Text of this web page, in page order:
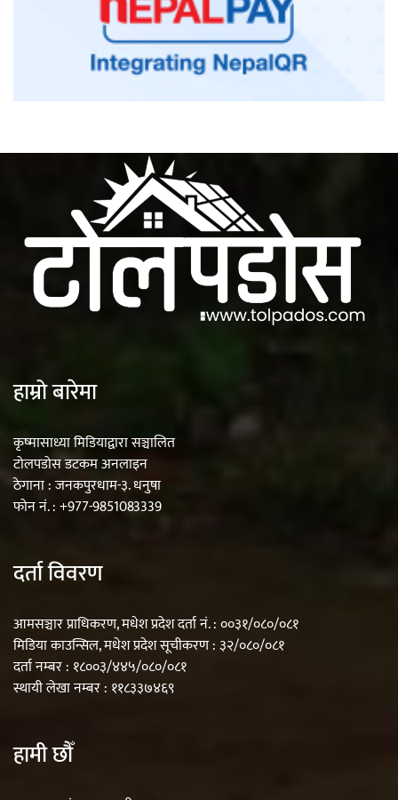
हाम्रो बारेमा
कृष्मासाध्या मिडियाद्वारा सञ्चालित
टोलपडोस डटकम अनलाइन
ठेगाना : जनकपुरधाम-३. धनुषा
फोन नं. : +977-9851083339
दर्ता विवरण
आमसञ्चार प्राधिकरण, मधेश प्रदेश दर्ता नं. : ००३१/०८०/०८१
मिडिया काउन्सिल, मधेश प्रदेश सूचीकरण : ३२/०८०/०८१
दर्ता नम्बर : १८००३/४४५/०८०/०८१
स्थायी लेखा नम्बर : ११८३३७४६९
हामी छौँ